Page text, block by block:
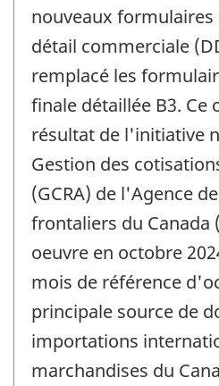
nouveaux formulaires
détail commerciale
remplacé les
finale détaillée B3. Ce
résultat de l'initiative
Gestion des
(GCRA) de l'Agence
frontaliers du Canada
oeuvre en octobre
mois de référence
principale source de
importations
marchandises du